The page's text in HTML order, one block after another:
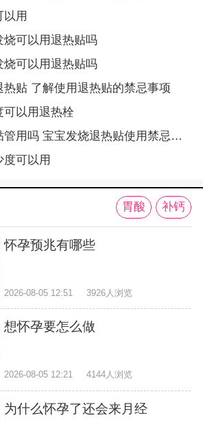
以用
烧可以用退热贴吗
烧可以用退热贴吗
热贴 了解使用退热贴的禁忌事项
可以用退热栓
宝宝发烧退热贴管用吗 宝宝发烧退热贴使用禁忌须知
可以用
胃酸 补钙
怀孕预兆有哪些
2026-08-05 12:51 3926人浏览
想怀孕要怎么做
2026-08-05 12:21 4144人浏览
为什么怀孕了还会来月经